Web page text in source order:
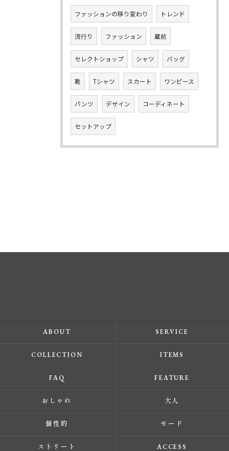
ファッションの移り変わり トレンド
流行り ファッション 蔵前
セレクトショップ シャツ バッグ
靴 Tシャツ スカート ワンピース
パンツ デザイン コーディネート
セットアップ
ABOUT SERVICE
COLLECTION ITEMS
FAQ FEATURE
おしゃれ 大人
個性的 モード
ストリート ACCESS